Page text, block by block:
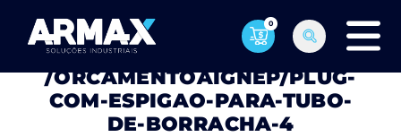
0
PÁGINA NÃO ENCONTRADA
/ORCAMENTOAIGNEP/PLUG-
COM-ESPIGAO-PARA-TUBO-
DE-BORRACHA-4